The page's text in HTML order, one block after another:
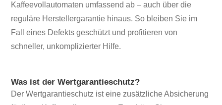
Kaffeevollautomaten umfassend ab – auch über die
reguläre Herstellergarantie hinaus. So bleiben Sie im
Fall eines Defekts geschützt und profitieren von
schneller, unkomplizierter Hilfe.
Was ist der Wertgarantieschutz?
Der Wertgarantieschutz ist eine zusätzliche Absicherung